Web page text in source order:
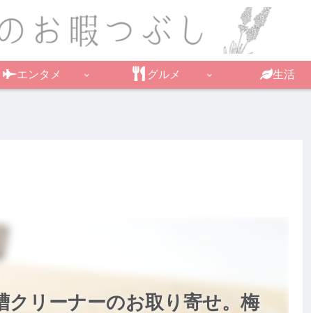
エンタメ グルメ 生活
クリーナーのお取り寄せ。梅